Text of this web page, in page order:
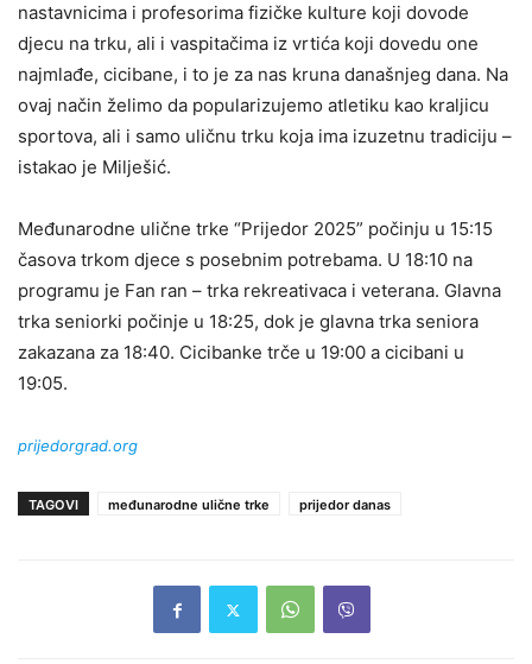
nastavnicima i profesorima fizičke kulture koji dovode
djecu na trku, ali i vaspitačima iz vrtića koji dovedu one
najmlađe, cicibane, i to je za nas kruna današnjeg dana. Na
ovaj način želimo da popularizujemo atletiku kao kraljicu
sportova, ali i samo uličnu trku koja ima izuzetnu tradiciju –
istakao je Milješić.
Međunarodne ulične trke “Prijedor 2025” počinju u 15:15
časova trkom djece s posebnim potrebama. U 18:10 na
programu je Fan ran – trka rekreativaca i veterana. Glavna
trka seniorki počinje u 18:25, dok je glavna trka seniora
zakazana za 18:40. Cicibanke trče u 19:00 a cicibani u
19:05.
prijedorgrad.org
TAGOVI međunarodne ulične trke prijedor danas